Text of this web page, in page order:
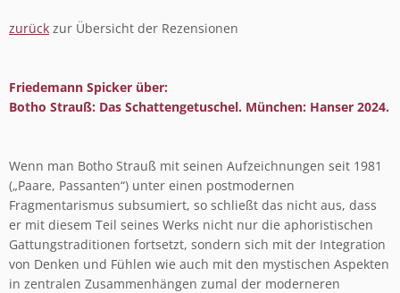
zurück zur Übersicht der Rezensionen
Friedemann Spicker über:
Botho Strauß: Das Schattengetuschel. München: Hanser 2024.
Wenn man Botho Strauß mit seinen Aufzeichnungen seit 1981
(„Paare, Passanten“) unter einen postmodernen
Fragmentarismus subsumiert, so schließt das nicht aus, dass
er mit diesem Teil seines Werks nicht nur die aphoristischen
Gattungstraditionen fortsetzt, sondern sich mit der Integration
von Denken und Fühlen wie auch mit den mystischen Aspekten
in zentralen Zusammenhängen zumal der moderneren